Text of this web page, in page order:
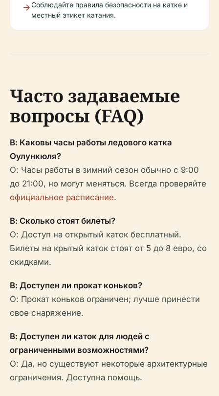
Соблюдайте правила безопасности на катке и
местный этикет катания.
Часто задаваемые
вопросы (FAQ)
В: Каковы часы работы ледового катка
Оулункюля?
О: Часы работы в зимний сезон обычно с 9:00
до 21:00, но могут меняться. Всегда проверяйте
официальное расписание.
В: Сколько стоят билеты?
О: Доступ на открытый каток бесплатный.
Билеты на крытый каток стоят от 5 до 8 евро, со
скидками.
В: Доступен ли прокат коньков?
О: Прокат коньков ограничен; лучше принести
свое снаряжение.
В: Доступен ли каток для людей с
ограниченными возможностями?
О: Да, но существуют некоторые архитектурные
ограничения. Доступна помощь.